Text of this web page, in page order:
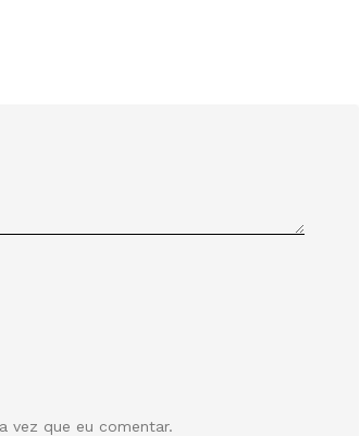
vez que eu comentar.